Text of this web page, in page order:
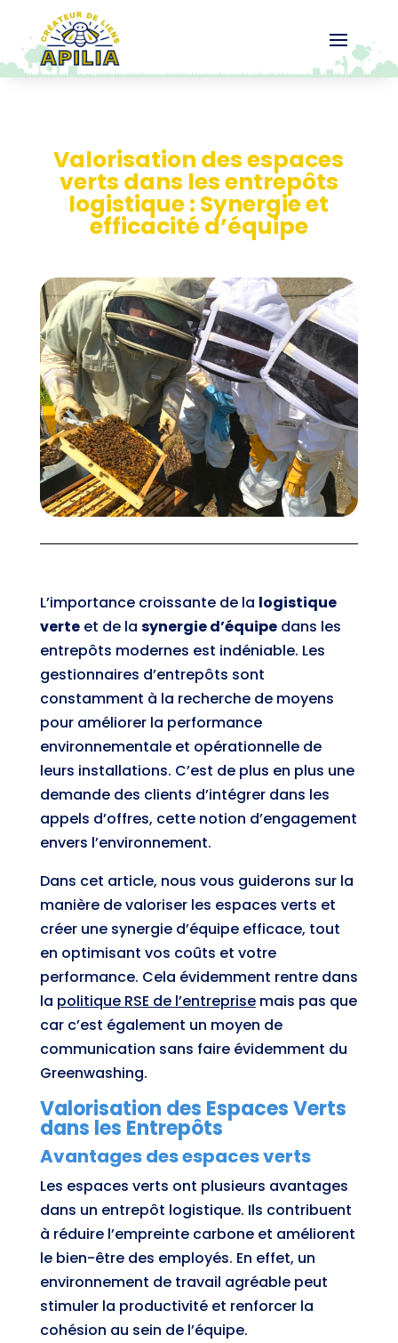
Valorisation des espaces
verts dans les entrepôts
logistique : Synergie et
efficacité d’équipe
L’importance croissante de la logistique
verteet de la synergie d’équipedans les
entrepôts modernes est indéniable. Les
gestionnaires d’entrepôts sont
constamment à la recherche de moyens
pour améliorer la performance
environnementale et opérationnelle de
leurs installations. C’est de plus en plus une
demande des clients d’intégrer dans les
appels d’offres, cette notion d’engagement
envers l’environnement.
Dans cet article, nous vous guiderons sur la
manière de valoriser les espaces verts et
créer une synergie d’équipe efficace, tout
en optimisant vos coûts et votre
performance. Cela évidemment rentre dans
la politique RSE de l’entreprisemais pas que
car c’est également un moyen de
communication sans faire évidemment du
Greenwashing.
Valorisation des Espaces Verts
dans les Entrepôts
Avantages des espaces verts
Les espaces verts ont plusieurs avantages
dans un entrepôt logistique. Ils contribuent
à réduire l’empreinte carbone et améliorent
le bien-être des employés. En effet, un
environnement de travail agréable peut
stimuler la productivité et renforcer la
cohésion au sein de l’équipe.